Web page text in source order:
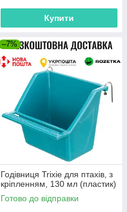
Купити
–7%
Годівниця Trixie для птахів, з
кріпленням, 130 мл (пластик)
Готово до відправки